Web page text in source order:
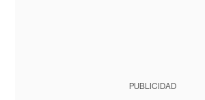
PUBLICIDAD